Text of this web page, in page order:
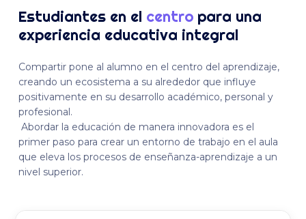
Estudiantes en el centro para una
experiencia educativa integral
Compartir pone al alumno en el centro del aprendizaje,
creando un ecosistema a su alrededor que influye
positivamente en su desarrollo académico, personal y
profesional.
Abordar la educación de manera innovadora es el
primer paso para crear un entorno de trabajo en el aula
que eleva los procesos de enseñanza-aprendizaje a un
nivel superior.